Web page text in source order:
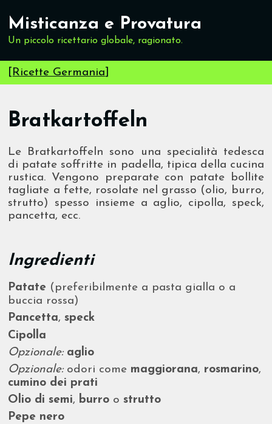
Misticanza e Provatura
Un piccolo ricettario globale, ragionato.
[Ricette Germania]
Bratkartoffeln
Le Bratkartoffeln sono una specialità tedesca
di patate soffritte in padella, tipica della cucina
rustica. Vengono preparate con patate bollite
tagliate a fette, rosolate nel grasso (olio, burro,
strutto) spesso insieme a aglio, cipolla, speck,
pancetta, ecc.
Ingredienti
Patate (preferibilmente a pasta gialla o a
buccia rossa)
Pancetta,speck
Cipolla
Opzionale: aglio
Opzionale:odori come maggiorana, rosmarino,
cumino dei prati
Olio di semi, burro ostrutto
Pepe nero